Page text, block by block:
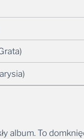
album. To